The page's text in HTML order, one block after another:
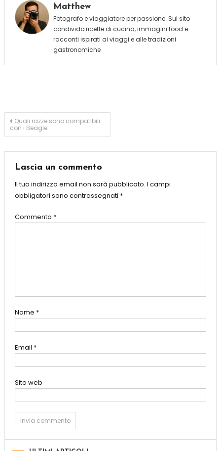
Matthew
Fotografo e viaggiatore per passione. Sul sito
condivido ricette di cucina, immagini food e
racconti ispirati ai viaggi e alle tradizioni
gastronomiche
Navigazione
Quali razze sono compatibili
con i Beagle
Lascia un commento
Il tuo indirizzo email non sarà pubblicato. I campi
obbligatori sono contrassegnati *
Commento *
Nome *
Email *
Sito web